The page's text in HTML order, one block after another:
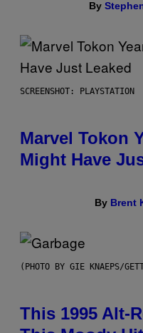
By
SCREENSHOT: PLAYSTATION
Marvel Tokon
Might Have
By Brent
(PHOTO BY GIE KNAEPS/
This 1995 Alt-